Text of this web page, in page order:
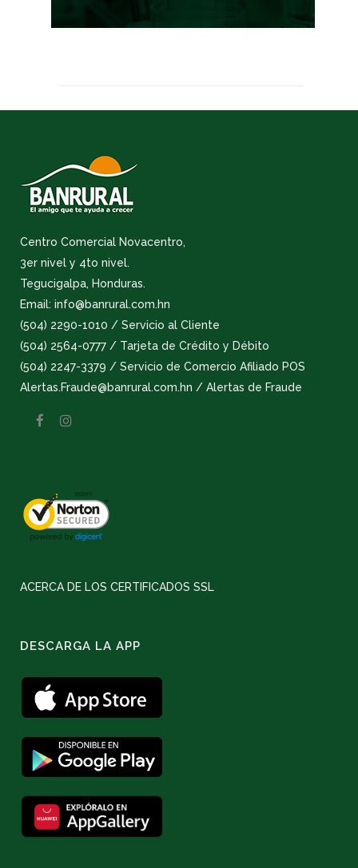
Centro Comercial Novacentro,
3er nivel y 4to nivel.
Tegucigalpa, Honduras.
Email: info@banrural.com.hn
(504) 2290-1010 / Servicio al Cliente
(504) 2564-0777 / Tarjeta de Crédito y Débito
(504) 2247-3379 / Servicio de Comercio Afiliado POS
Alertas.Fraude@banrural.com.hn / Alertas de Fraude
ACERCA DE LOS CERTIFICADOS SSL
DESCARGA LA APP